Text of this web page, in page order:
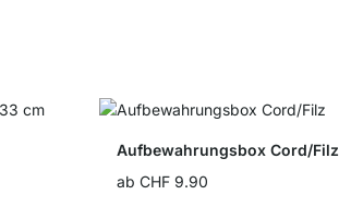
Aufbewahrungsbox Cord/Filz
ab CHF 9.90